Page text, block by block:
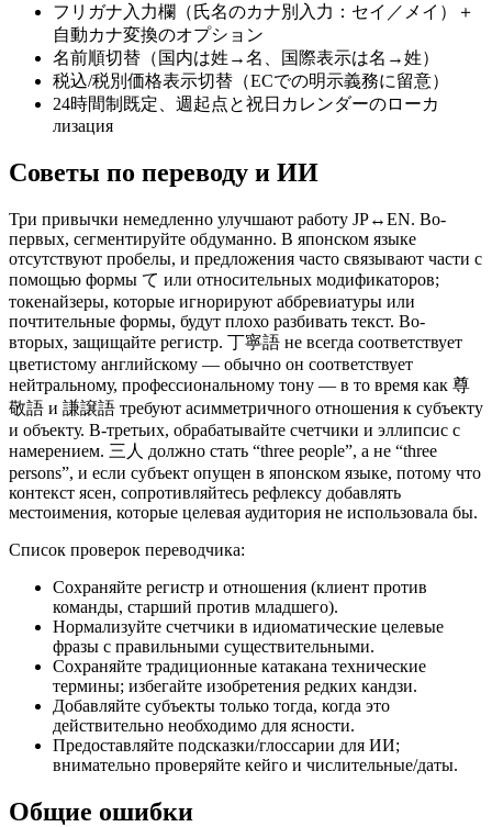
フリガナ入力欄（氏名のカナ別入力：セイ／メイ）＋
自動カナ変換のオプション
名前順切替（国内は姓→名、国際表示は名→姓）
税込/税別価格表示切替（ECでの明示義務に留意）
24時間制既定、週起点と祝日カレンダーのローカ
лизация
Советы по переводу и ИИ
Три привычки немедленно улучшают работу JP↔EN. Во-
первых, сегментируйте обдуманно. В японском языке
отсутствуют пробелы, и предложения часто связывают части с
помощью формы て или относительных модификаторов;
токенайзеры, которые игнорируют аббревиатуры или
почтительные формы, будут плохо разбивать текст. Во-
вторых, защищайте регистр. 丁寧語 не всегда соответствует
цветистому английскому — обычно он соответствует
нейтральному, профессиональному тону — в то время как 尊
敬語 и 謙譲語 требуют асимметричного отношения к субъекту
и объекту. В-третьих, обрабатывайте счетчики и эллипсис с
намерением. 三人 должно стать “three people”, а не “three
persons”, и если субъект опущен в японском языке, потому что
контекст ясен, сопротивляйтесь рефлексу добавлять
местоимения, которые целевая аудитория не использовала бы.
Список проверок переводчика:
Сохраняйте регистр и отношения (клиент против
команды, старший против младшего).
Нормализуйте счетчики в идиоматические целевые
фразы с правильными существительными.
Сохраняйте традиционные катакана технические
термины; избегайте изобретения редких кандзи.
Добавляйте субъекты только тогда, когда это
действительно необходимо для ясности.
Предоставляйте подсказки/глоссарии для ИИ;
внимательно проверяйте кейго и числительные/даты.
Общие ошибки